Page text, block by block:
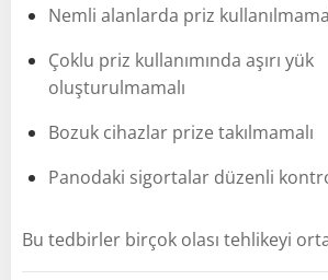
Nemli alanlarda priz
Çoklu priz kullanımında aşırı yük
oluşturulmamalı
Bozuk cihazlar prize takılmamalı
Panodaki sigortalar düzenli
Bu tedbirler birçok olası tehlikeyi